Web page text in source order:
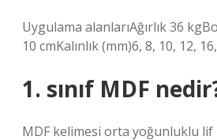
Uygulama alanlarıAğırlık 36
10 cmKalınlık (mm)6, 8, 10, 12,
1. sınıf MDF
MDF kelimesi orta yoğunluklu lif